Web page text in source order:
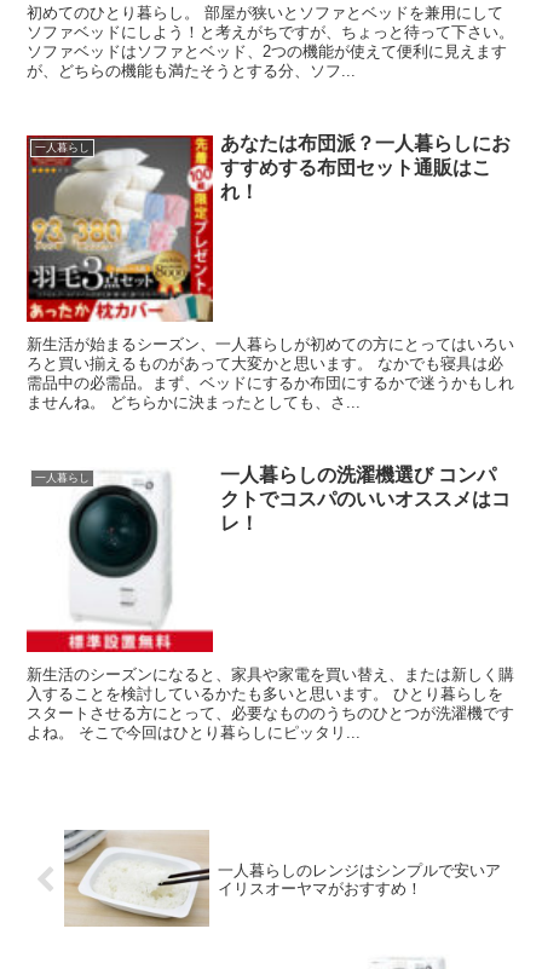
初めてのひとり暮らし。 部屋が狭いとソファとベッドを兼用にして
ソファベッドにしよう！と考えがちですが、ちょっと待って下さい。
ソファベッドはソファとベッド、2つの機能が使えて便利に見えます
が、どちらの機能も満たそうとする分、ソフ...
一人暮らし
あなたは布団派？一人暮らしにお
すすめする布団セット通販はこ
れ！
新生活が始まるシーズン、一人暮らしが初めての方にとってはいろい
ろと買い揃えるものがあって大変かと思います。 なかでも寝具は必
需品中の必需品。まず、ベッドにするか布団にするかで迷うかもしれ
ませんね。 どちらかに決まったとしても、さ...
一人暮らし
一人暮らしの洗濯機選び コンパ
クトでコスパのいいオススメはコ
レ！
新生活のシーズンになると、家具や家電を買い替え、または新しく購
入することを検討しているかたも多いと思います。 ひとり暮らしを
スタートさせる方にとって、必要なもののうちのひとつが洗濯機です
よね。 そこで今回はひとり暮らしにピッタリ...
一人暮らしのレンジはシンプルで安いア
イリスオーヤマがおすすめ！